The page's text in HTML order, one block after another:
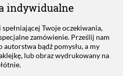
indywidualne
spełniającej Twoje oczekiwania,
zamówienie. Prześlij nam
autorstwa bądź pomysłu, a my
lub obraz wydrukowany na